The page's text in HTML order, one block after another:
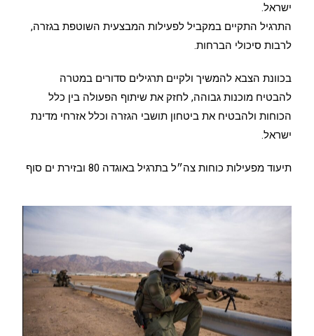
ישראל.
התרגיל התקיים במקביל לפעילות המבצעית השוטפת בגזרה,
לרבות סיכולי הברחות.
בכוונת הצבא להמשיך ולקיים תרגילים סדורים במטרה
להבטיח מוכנות גבוהה, לחזק את שיתוף הפעולה בין כלל
הכוחות ולהבטיח את ביטחון תושבי הגזרה וכלל אזרחי מדינת
ישראל.
תיעוד מפעילות כוחות צה״ל בתרגיל באוגדה 80 ובזירת ים סוף